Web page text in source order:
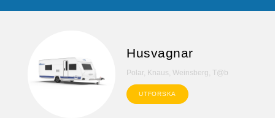
Husvagnar
Polar, Knaus, Weinsberg, T@b
UTFORSKA